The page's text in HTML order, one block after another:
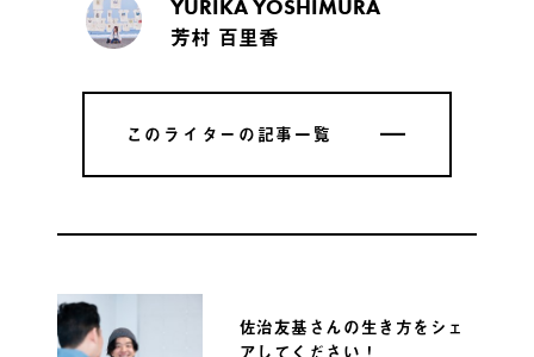
YURIKA YOSHIMURA
芳村 百里香
このライターの記事一覧
このライターの記事一覧
佐治友基さんの生き方をシェ
アしてください！